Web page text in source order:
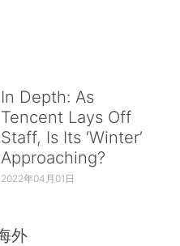
In Depth: As
Tencent Lays Off
Staff, Is Its ‘Winter’
Approaching?
2022年04月01日
外